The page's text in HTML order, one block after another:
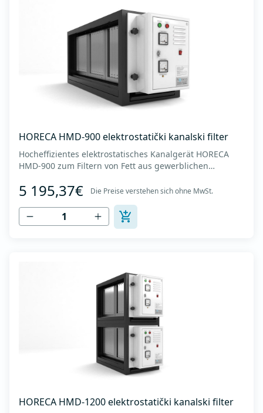
HORECA HMD-900 elektrostatički kanalski filter
Hocheffizientes elektrostatisches Kanalgerät HORECA
HMD-900 zum Filtern von Fett aus gewerblichen
Abmessungen des Geräts (BxTxH): 550x1640x650 mm -
Abmessungen der Kanalverbindung (horizontal x
vertikal): 1400 x 510 mm -Gewicht des Geräts: 140 kg...
5 195,37€ Die Preise verstehen sich ohne MwSt.
HORECA HMD-1200 elektrostatički kanalski filter